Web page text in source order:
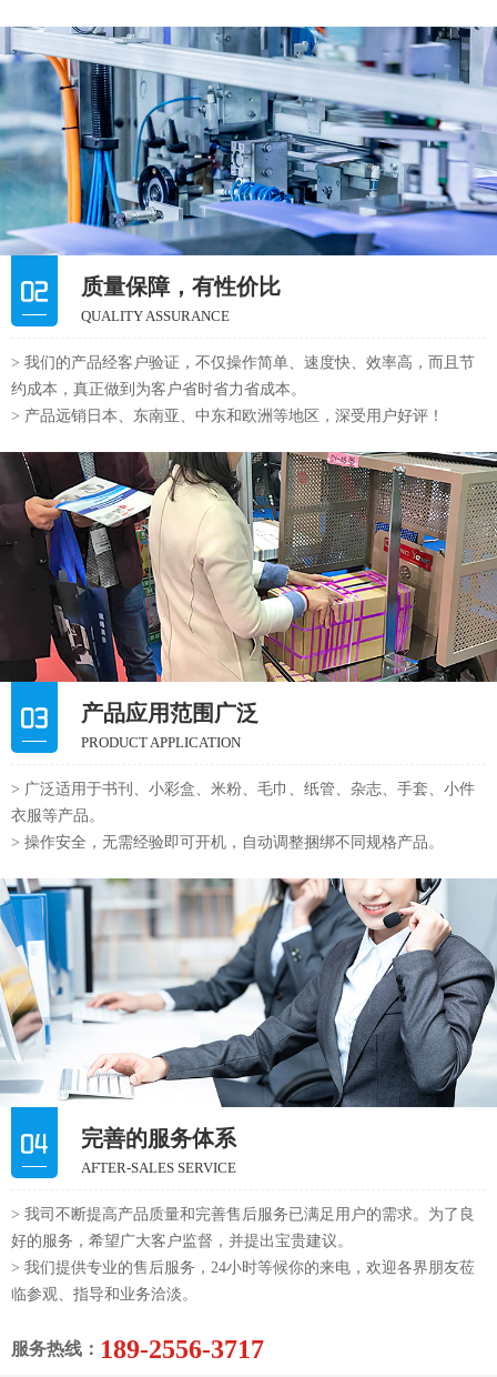
质量保障，有性价比
QUALITY ASSURANCE
> 我们的产品经客户验证，不仅操作简单、速度快、效率高，而且节
约成本，真正做到为客户省时省力省成本。
> 产品远销日本、东南亚、中东和欧洲等地区，深受用户好评！
产品应用范围广泛
PRODUCT APPLICATION
> 广泛适用于书刊、小彩盒、米粉、毛巾、纸管、杂志、手套、小件
衣服等产品。
> 操作安全，无需经验即可开机，自动调整捆绑不同规格产品。
完善的服务体系
AFTER-SALES SERVICE
> 我司不断提高产品质量和完善售后服务已满足用户的需求。为了良
好的服务，希望广大客户监督，并提出宝贵建议。
> 我们提供专业的售后服务，24小时等候你的来电，欢迎各界朋友莅
临参观、指导和业务洽淡。
服务热线： 189-2556-3717